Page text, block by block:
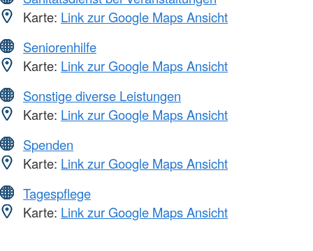
Karte: Link zur Google Maps Ansicht
Seniorenhilfe
Karte: Link zur Google Maps Ansicht
Sonstige diverse Leistungen
Karte: Link zur Google Maps Ansicht
Spenden
Karte: Link zur Google Maps Ansicht
Tagespflege
Karte: Link zur Google Maps Ansicht